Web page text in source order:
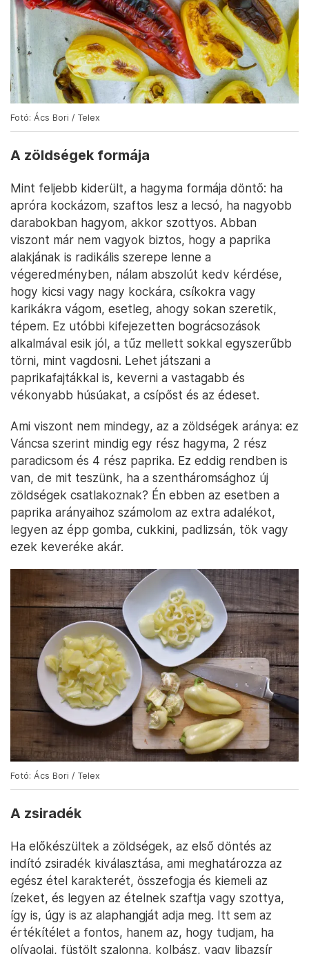
Fotó: Ács Bori / Telex
A zöldségek formája
Mint feljebb kiderült, a hagyma formája döntő: ha
apróra kockázom, szaftos lesz a lecsó, ha nagyobb
darabokban hagyom, akkor szottyos. Abban
viszont már nem vagyok biztos, hogy a paprika
alakjának is radikális szerepe lenne a
végeredményben, nálam abszolút kedv kérdése,
hogy kicsi vagy nagy kockára, csíkokra vagy
karikákra vágom, esetleg, ahogy sokan szeretik,
tépem. Ez utóbbi kifejezetten bográcsozások
alkalmával esik jól, a tűz mellett sokkal egyszerűbb
törni, mint vagdosni. Lehet játszani a
paprikafajtákkal is, keverni a vastagabb és
vékonyabb húsúakat, a csípőst és az édeset.
Ami viszont nem mindegy, az a zöldségek aránya: ez
Váncsa szerint mindig egy rész hagyma, 2 rész
paradicsom és 4 rész paprika. Ez eddig rendben is
van, de mit teszünk, ha a szentháromsághoz új
zöldségek csatlakoznak? Én ebben az esetben a
paprika arányaihoz számolom az extra adalékot,
legyen az épp gomba, cukkini, padlizsán, tök vagy
ezek keveréke akár.
Fotó: Ács Bori / Telex
A zsiradék
Ha előkészültek a zöldségek, az első döntés az
indító zsiradék kiválasztása, ami meghatározza az
egész étel karakterét, összefogja és kiemeli az
ízeket, és legyen az ételnek szaftja vagy szottya,
így is, úgy is az alaphangját adja meg. Itt sem az
értékítélet a fontos, hanem az, hogy tudjam, ha
olívaolaj, füstölt szalonna, kolbász, vagy libazsír